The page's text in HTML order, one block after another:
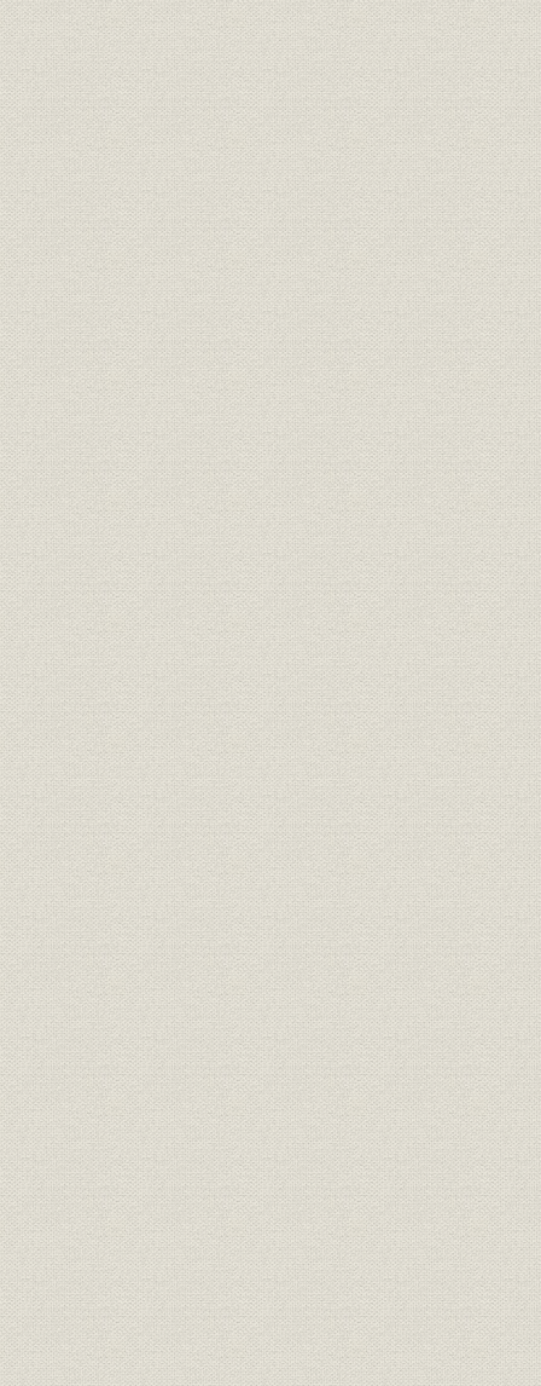
4 業績の推移 震災後の躍進と恐慌下での低迷
第2節 積極的な事業活動とその展開
1 全国の調査網を整備
2 『帝国興信所内報』の創刊
3 興信録を発行、出版活動の柱に
第3節 大震災を乗り越えて躍進
1 事業部門の整備と多角化
2 海外事業所の開設とその活動
3 関東大震災からの復興
第4節 長期不況下での健闘
1 事業領域の拡大
2 出版事業の強化
3 業務規定の整備と管理の徹底
補論 日本魂社の活動
1 日本魂社の設立
2 雑誌『日本魂』を発行
3 日本魂社の活動
第3章 戦火の下で
第1節 概説―準戦時期、戦時期の活動
1 業界動向 統制経済の進行と企業合同
2 経営構造 後藤勇夫が2代目所長に就任
3 経営方針 新所長による時局への対応
4 業績推移 調査低迷を値上げで打開
第2節 勇夫所長の事業展開
1 支所との関係を強化
2 調査業務の充実に注力
第3節 海外への積極的進出
1 海外拠点の新設整備